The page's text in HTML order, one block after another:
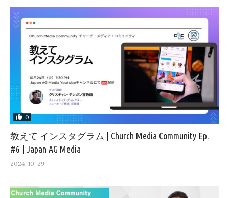
0
教えて インスタグラム | Church Media Community Ep.
#6 | Japan AG Media
2024-10-29